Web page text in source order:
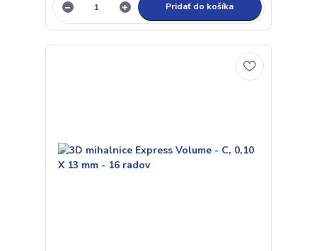
Pridať do košíka